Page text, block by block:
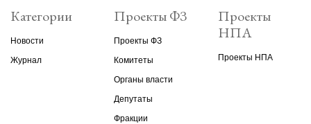
Категории
Новости
Журнал
Проекты ФЗ
Проекты ФЗ
Комитеты
Органы власти
Депутаты
Фракции
Проекты
НПА
Проекты НПА